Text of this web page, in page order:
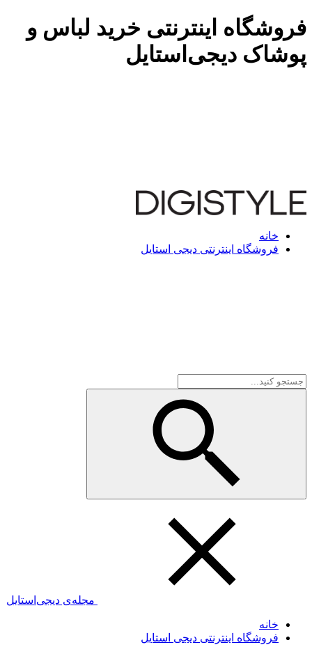
فروشگاه اینترنتی خرید لباس و
پوشاک دیجی‌استایل
خانه
فروشگاه اینترنتی دیجی استایل
مجله‌ی دیجی‌استایل
خانه
فروشگاه اینترنتی دیجی استایل